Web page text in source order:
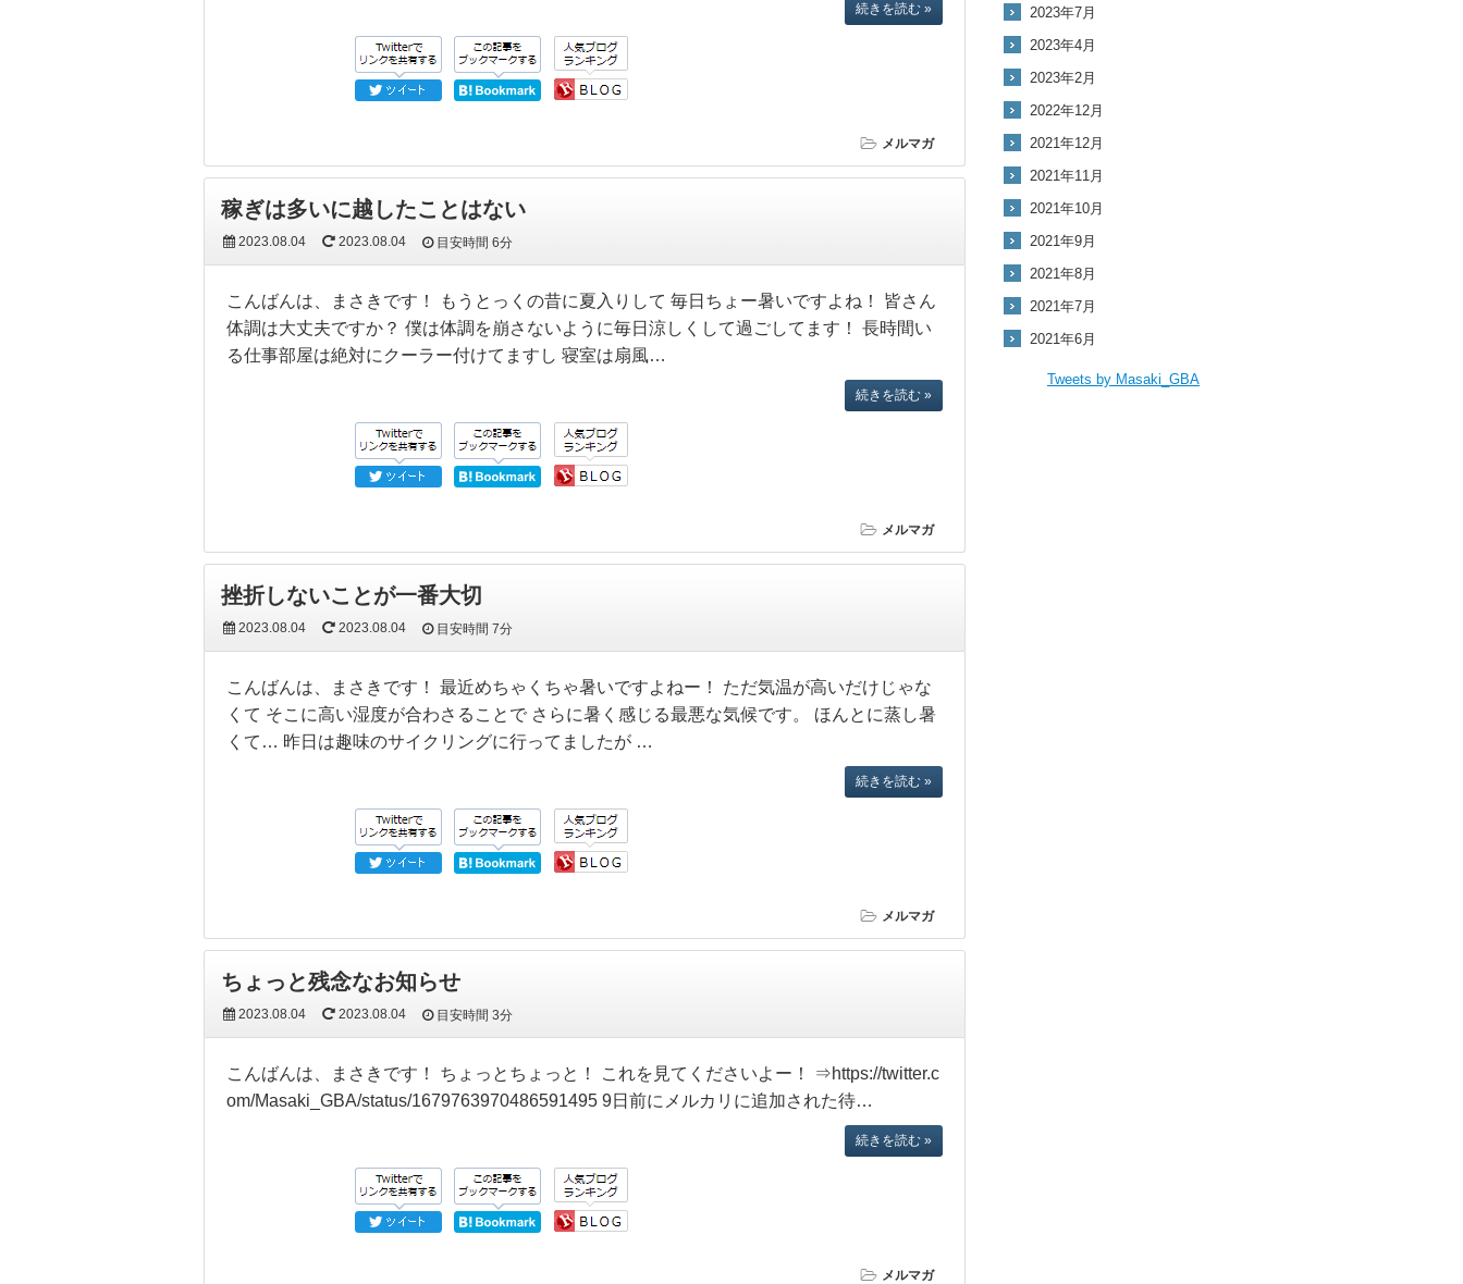
続きを読む »
メルマガ
稼ぎは多いに越したことはない
2023.08.04 2023.08.04 目安時間6分
こんばんは、まさきです！ もうとっくの昔に夏入りして 毎日ちょー暑いですよね！ 皆さん
体調は大丈夫ですか？ 僕は体調を崩さないように毎日涼しくして過ごしてます！ 長時間い
る仕事部屋は絶対にクーラー付けてますし 寝室は扇風…
続きを読む »
メルマガ
挫折しないことが一番大切
2023.08.04 2023.08.04 目安時間7分
こんばんは、まさきです！ 最近めちゃくちゃ暑いですよねー！ ただ気温が高いだけじゃな
くて そこに高い湿度が合わさることで さらに暑く感じる最悪な気候です。 ほんとに蒸し暑
くて… 昨日は趣味のサイクリングに行ってましたが …
続きを読む »
メルマガ
ちょっと残念なお知らせ
2023.08.04 2023.08.04 目安時間3分
こんばんは、まさきです！ ちょっとちょっと！ これを見てくださいよー！ ⇒https://twitter.c
om/Masaki_GBA/status/1679763970486591495 9日前にメルカリに追加された待…
続きを読む »
メルマガ
2023年7月
2023年4月
2023年2月
2022年12月
2021年12月
2021年11月
2021年10月
2021年9月
2021年8月
2021年7月
2021年6月
Tweets by Masaki_GBA